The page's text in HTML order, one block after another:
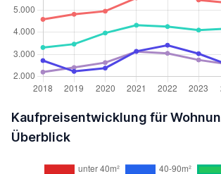
Kaufpreisentwicklung für
Überblick